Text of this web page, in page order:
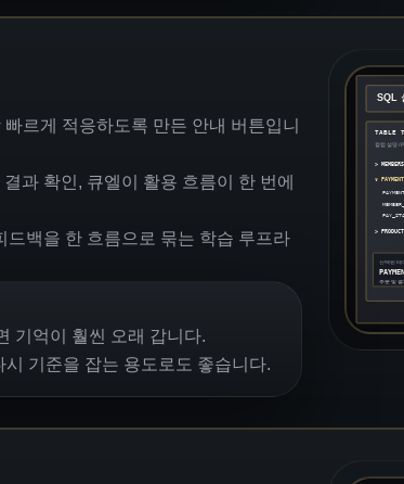
르게 적응하도록 만든 안내 버튼입니
과 확인, 큐엘이 활용 흐름이 한 번에
드백을 한 흐름으로 묶는 학습 루프라
기억이 훨씬 오래 갑니다.
기준을 잡는 용도로도 좋습니다.